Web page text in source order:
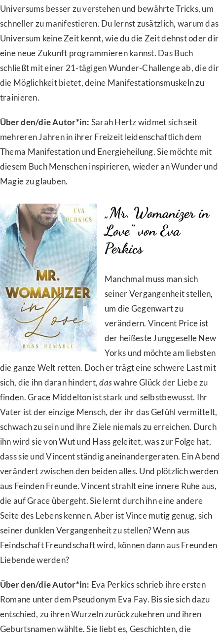
Universums besser zu verstehen und bewährte Tricks, um
schneller zu manifestieren. Du lernst zusätzlich, warum das
Universum keine Zeit kennt, wie du die Zeit dehnst oder dir
eine neue Zukunft programmieren kannst. Das Buch
schließt mit einer 21-tägigen Wunder-Challenge ab, die dir
die Möglichkeit bietet, deine Manifestationsmuskeln zu
trainieren.
Über den/die Autor*in: Sarah Hertz widmet sich seit
mehreren Jahren in ihrer Freizeit leidenschaftlich dem
Thema Manifestation und Energieheilung. Sie möchte mit
diesem Buch Menschen inspirieren, wieder an Wunder und
Magie zu glauben.
„Mr. Womanizer in
Love“ von Eva
Perkics
Manchmal muss man sich
seiner Vergangenheit stellen,
um die Gegenwart zu
verändern. Vincent Price ist
der heißeste Junggeselle New
Yorks und möchte am liebsten
die ganze Welt retten. Doch er trägt eine schwere Last mit
sich, die ihn daran hindert,daswahre Glück der Liebe zu
finden. Grace Middelton ist stark und selbstbewusst. Ihr
Vater ist der einzige Mensch, der ihr das Gefühl vermittelt,
schwach zu sein und ihre Ziele niemals zu erreichen. Durch
ihn wird sie von Wut und Hass geleitet, was zur Folge hat,
dass sie und Vincent ständig aneinandergeraten. Ein Abend
verändert zwischen den beiden alles. Und plötzlich werden
aus Feinden Freunde. Vincent strahlt eine innere Ruhe aus,
die auf Grace übergeht. Sie lernt durch ihn eine andere
Seite des Lebens kennen. Aber ist Vince mutig genug, sich
seiner dunklen Vergangenheit zu stellen? Wenn aus
Feindschaft Freundschaft wird, können dann aus Freunden
Liebende werden?
Über den/die Autor*in: Eva Perkics schrieb ihre ersten
Romane unter dem Pseudonym Eva Fay. Bis sie sich dazu
entschied, zu ihren Wurzeln zurückzukehren und ihren
Geburtsnamen wählte. Sie liebt es, Geschichten, die